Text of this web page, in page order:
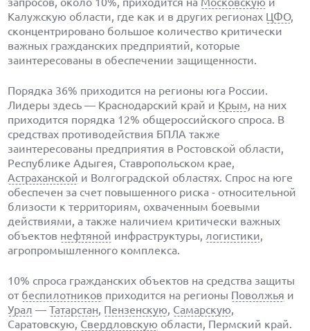
Калужскую области, где как и в других регионах ЦФО,
сконцентрировано большое количество критически
важных гражданских предприятий, которые
заинтересованы в обеспечении защищенности.
Порядка 36% приходится на регионы юга России.
Лидеры здесь — Краснодарский край и Крым, на них
приходится порядка 12% общероссийского спроса. В
средствах противодействия БПЛА также
заинтересованы предприятия в Ростовской области,
Республике Адыгея, Ставропольском крае,
Астраханской и Волгоградской областях. Спрос на юге
обеспечен за счет повышенного риска - относительной
близости к территориям, охваченным боевыми
действиями, а также наличием критически важных
объектов нефтяной инфраструктуры, логистики,
агропромышленного комплекса.
10% спроса гражданских объектов на средства защиты
от беспилотников приходится на регионы Поволжья и
Урал —Татарстан, Пензенскую, Самарскую,
Саратовскую, Свердловскую области, Пермский край.